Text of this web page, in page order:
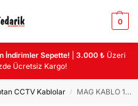
0
İndirimler Sepette! |3.000 ₺ Üzeri
Ücretsiz Kargo!
CCTV Kablolar / MAG KABLO 100M R-100 CCTV 2+1 2X0.22mm2